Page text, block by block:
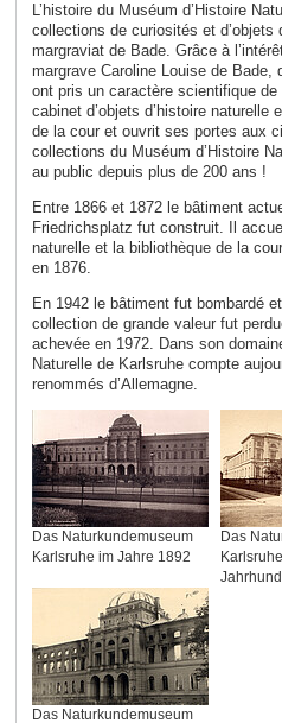
L’histoire du Muséum d’Histoire
collections de curiosités et d’objets
margraviat de Bade. Grâce à
margrave Caroline Louise de
ont pris un caractère scientifique
cabinet d’objets d’histoire naturelle
de la cour et ouvrit ses portes aux
collections du Muséum d’Histoire
au public depuis plus de 200 ans !
Entre 1866 et 1872 le bâtiment
Friedrichsplatz fut construit. Il
naturelle et la bibliothèque de la
en 1876.
En 1942 le bâtiment fut bombardé
collection de grande valeur fut
achevée en 1972. Dans son
Naturelle de Karlsruhe compte
renommés d’Allemagne.
Das Naturkundemuseum
Karlsruhe im Jahre 1892
Das
Das Naturkundemuseum